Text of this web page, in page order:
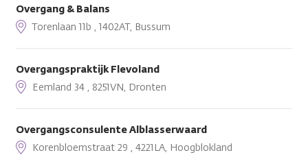
Overgang & Balans
Torenlaan 11b , 1402AT, Bussum
Overgangspraktijk Flevoland
Eemland 34 , 8251VN, Dronten
Overgangsconsulente Alblasserwaard
Korenbloemstraat 29 , 4221LA, Hoogblokland